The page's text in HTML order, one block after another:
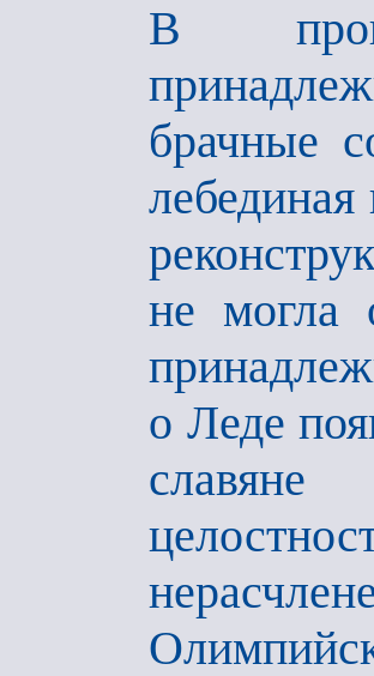
В
брачные
лебединая
не могла
о Леде